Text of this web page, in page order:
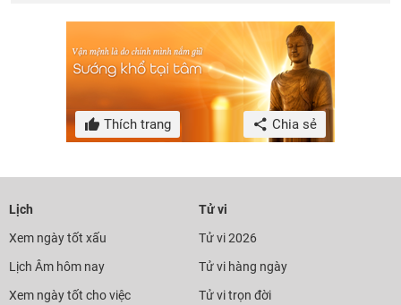
Thích trang Chia sẻ
Lịch
Xem ngày tốt xấu
Lịch Âm hôm nay
Xem ngày tốt cho việc
Tử vi
Tử vi 2026
Tử vi hàng ngày
Tử vi trọn đời